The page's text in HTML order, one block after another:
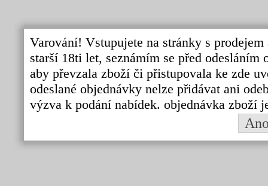
Varování! Vstupujete na stránky s
starší 18ti let, seznámím se před
aby převzala zboží či přistupovala ke zde
odeslané objednávky nelze přidávat ani
výzva k podání nabídek. objednávka zboží